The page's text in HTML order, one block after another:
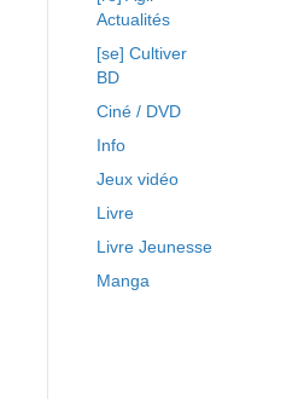
Actualités
[se] Cultiver
BD
Ciné / DVD
Info
Jeux vidéo
Livre
Livre Jeunesse
Manga